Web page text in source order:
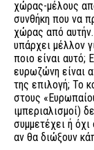
χώρας-μέλους
συνθήκη που να
χώρας από
υπάρχει μέλλον
ποιο είναι αυτό;
ευρωζώνη είναι
της επιλογή; Το
στους
ιμπεριαλισμοί)
συμμετέχει ή
αν θα διώξουν